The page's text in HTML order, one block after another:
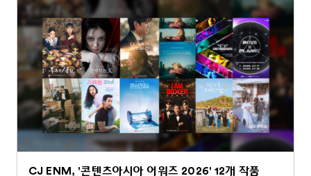
CJ ENM, '콘텐츠아시아 어워즈 2026' 12개 작품